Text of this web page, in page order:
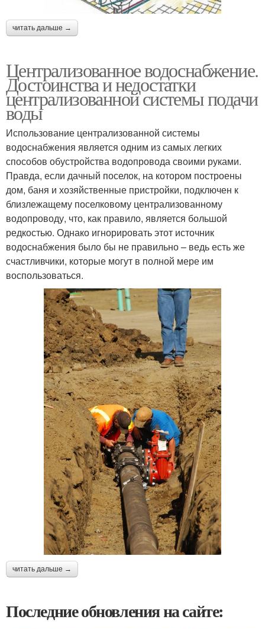
читать дальше →
Централизованное водоснабжение.
Достоинства и недостатки
централизованной системы подачи
воды
Использование централизованной системы
водоснабжения является одним из самых легких
способов обустройства водопровода своими руками.
Правда, если дачный поселок, на котором построены
дом, баня и хозяйственные пристройки, подключен к
близлежащему поселковому централизованному
водопроводу, что, как правило, является большой
редкостью. Однако игнорировать этот источник
водоснабжения было бы не правильно – ведь есть же
счастливчики, которые могут в полной мере им
воспользоваться.
читать дальше →
Последние обновления на сайте: